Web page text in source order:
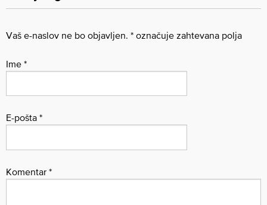
Vaš e-naslov ne bo objavljen. * označuje zahtevana polja
Ime *
E-pošta *
Komentar *